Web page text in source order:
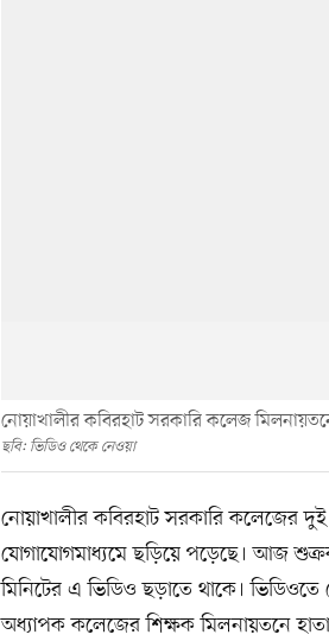
নোয়াখালীর কবিরহাট সরকারি কলেজ
ছবি: ভিডিও থেকে নেওয়া
নোয়াখালীর কবিরহাট সরকারি কলেজের দুই
যোগাযোগমাধ্যমে ছড়িয়ে পড়েছে। আজ
মিনিটের এ ভিডিও ছড়াতে থাকে।
অধ্যাপক কলেজের শিক্ষক মিলনায়তনে